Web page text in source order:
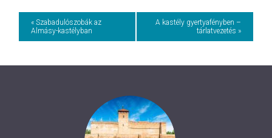
Event
Navigation
« Szabadulószobák az
Almásy-kastélyban
A kastély gyertyafényben –
tárlatvezetés »